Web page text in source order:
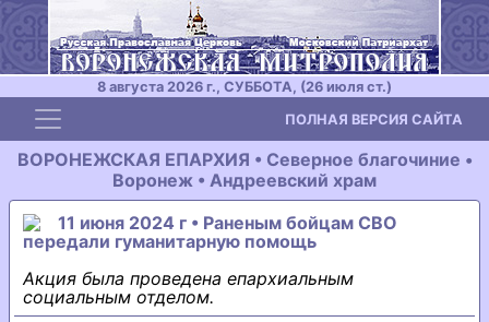
8 августа 2026 г., СУББОТА, (26 июля ст.)
Toggle navigation ПОЛНАЯ ВЕРСИЯ САЙТА
ВОРОНЕЖСКАЯ ЕПАРХИЯ • Северное благочиние •
Воронеж • Андреевский храм
11 июня 2024 г • Раненым бойцам СВО
передали гуманитарную помощь
Акция была проведена епархиальным
социальным отделом.